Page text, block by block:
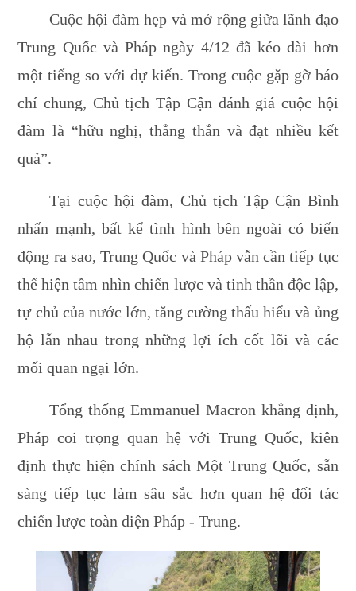
Cuộc hội đàm hẹp và mở rộng giữa lãnh đạo
Trung Quốc và Pháp ngày 4/12 đã kéo dài hơn
một tiếng so với dự kiến. Trong cuộc gặp gỡ báo
chí chung, Chủ tịch Tập Cận đánh giá cuộc hội
đàm là “hữu nghị, thẳng thắn và đạt nhiều kết
quả”.
Tại cuộc hội đàm, Chủ tịch Tập Cận Bình
nhấn mạnh, bất kể tình hình bên ngoài có biến
động ra sao, Trung Quốc và Pháp vẫn cần tiếp tục
thể hiện tầm nhìn chiến lược và tinh thần độc lập,
tự chủ của nước lớn, tăng cường thấu hiểu và ủng
hộ lẫn nhau trong những lợi ích cốt lõi và các
mối quan ngại lớn.
Tổng thống Emmanuel Macron khẳng định,
Pháp coi trọng quan hệ với Trung Quốc, kiên
định thực hiện chính sách Một Trung Quốc, sẵn
sàng tiếp tục làm sâu sắc hơn quan hệ đối tác
chiến lược toàn diện Pháp - Trung.